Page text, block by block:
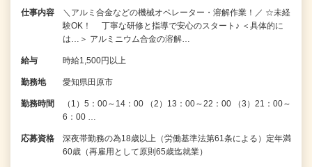
仕事内容
＼アルミ合金などの機械オペレーター・溶解作業！／ ☆未経
験OK！ 丁寧な研修と指導で安心のスタート♪ ＜具体的に
は…＞ アルミニウム合金の溶解…
給与 時給1,500円以上
勤務地 愛知県田原市
勤務時間
（1）5：00～14：00 （2）13：00～22：00 （3）21：00～
6：00 …
応募資格
深夜帯勤務の為18歳以上（労働基準法第61条による）定年満
60歳（再雇用として原則65歳迄就業）